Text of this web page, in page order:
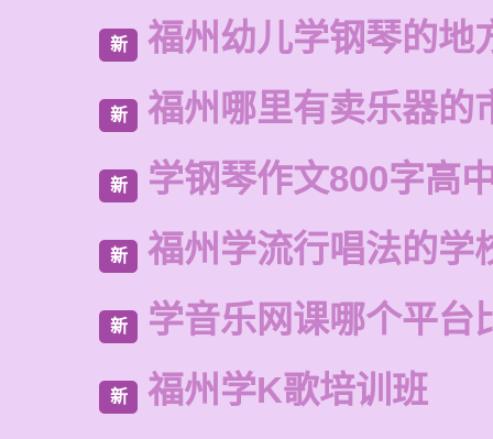
新 福州幼儿学钢琴的地
新 福州哪里有卖乐器的
新 学钢琴作文800字高
新 福州学流行唱法的学
新 学音乐网课哪个平台
新 福州学K歌培训班